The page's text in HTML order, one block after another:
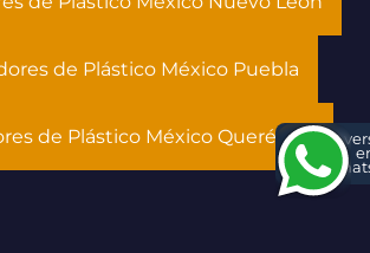
de Plástico México Puebla
de Plástico México Querétaro